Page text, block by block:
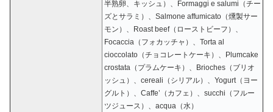
半熟卵、キッシュ）、Formaggi e salumi（チー
ズとサラミ）、Salmone affumicato（燻製サー
モン）、Roast beef（ローストビーフ）、
Focaccia（フォカッチャ）、Torta al
cioccolato（チョコレートケーキ）、Plumcake
crostata（プラムケーキ）、Brioches（ブリオ
ッシュ）、cereali（シリアル）、Yogurt（ヨー
グルト）、Caffe’（カフェ）、succhi（フルー
ツジュース）、acqua（水）